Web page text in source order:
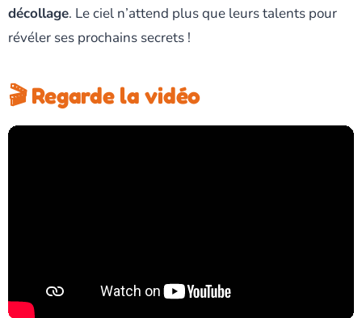
décollage. Le ciel n’attend plus que leurs talents pour
révéler ses prochains secrets !
🎬 Regarde la vidéo